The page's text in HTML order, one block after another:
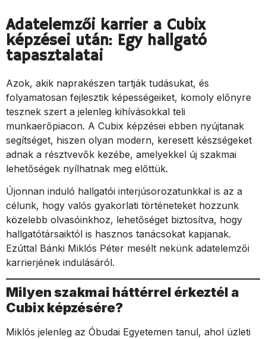
Adatelemzői karrier a Cubix
képzései után: Egy hallgató
tapasztalatai
Azok, akik naprakészen tartják tudásukat, és
folyamatosan fejlesztik képességeiket, komoly előnyre
tesznek szert a jelenleg kihívásokkal teli
munkaerőpiacon. A Cubix képzései ebben nyújtanak
segítséget, hiszen olyan modern, keresett készségeket
adnak a résztvevők kezébe, amelyekkel új szakmai
lehetőségek nyílhatnak meg előttük.
Újonnan induló hallgatói interjúsorozatunkkal is az a
célunk, hogy valós gyakorlati történeteket hozzunk
közelebb olvasóinkhoz, lehetőséget biztosítva, hogy
hallgatótársaiktól is hasznos tanácsokat kapjanak.
Ezúttal Bánki Miklós Péter mesélt nekünk adatelemzői
karrierjének indulásáról.
Milyen szakmai háttérrel érkeztél a
Cubix képzésére?
Miklós jelenleg az Óbudai Egyetemen tanul, ahol üzleti